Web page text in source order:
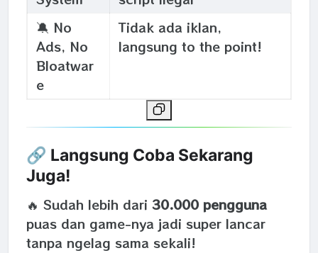
🔕 No
Ads, No
Bloatwar
e
Tidak ada iklan,
langsung to the point!
🔗 Langsung Coba Sekarang
Juga!
🔥 Sudah lebih dari 30.000 pengguna
puas dan game-nya jadi super lancar
tanpa ngelag sama sekali!